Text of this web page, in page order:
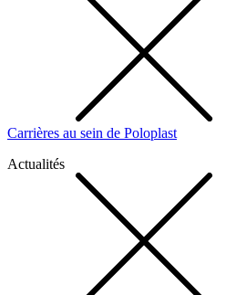
Carrières au sein de Poloplast
Actualités